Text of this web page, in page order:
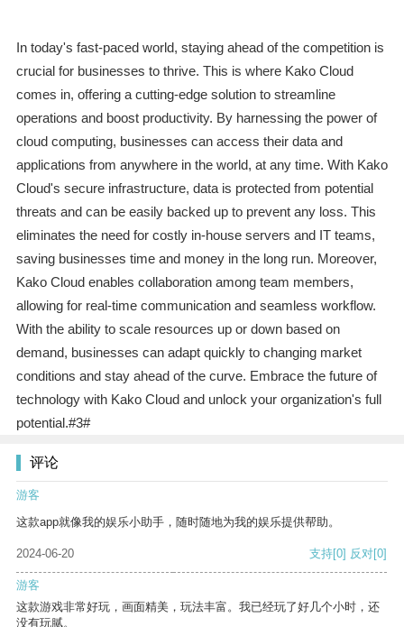
In today's fast-paced world, staying ahead of the competition is
crucial for businesses to thrive. This is where Kako Cloud
comes in, offering a cutting-edge solution to streamline
operations and boost productivity. By harnessing the power of
cloud computing, businesses can access their data and
applications from anywhere in the world, at any time. With Kako
Cloud's secure infrastructure, data is protected from potential
threats and can be easily backed up to prevent any loss. This
eliminates the need for costly in-house servers and IT teams,
saving businesses time and money in the long run. Moreover,
Kako Cloud enables collaboration among team members,
allowing for real-time communication and seamless workflow.
With the ability to scale resources up or down based on
demand, businesses can adapt quickly to changing market
conditions and stay ahead of the curve. Embrace the future of
technology with Kako Cloud and unlock your organization's full
potential.#3#
评论
游客
这款app就像我的娱乐小助手，随时随地为我的娱乐提供帮助。
2024-06-20 支持[0] 反对[0]
游客
这款游戏非常好玩，画面精美，玩法丰富。我已经玩了好几个小时，还
没有玩腻。